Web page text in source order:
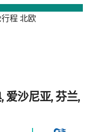
爱沙尼亚, 芬兰,